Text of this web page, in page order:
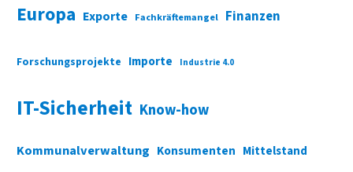
Europa Exporte Fachkräftemangel Finanzen
Forschungsprojekte Importe Industrie 4.0
IT-Sicherheit Know-how
Kommunalverwaltung Konsumenten Mittelstand